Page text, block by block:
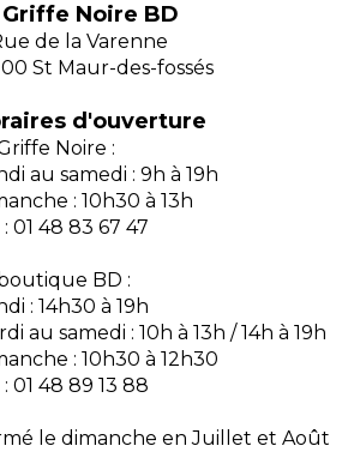
Griffe Noire BD
de la Varenne
St Maur-des-fossés
d'ouverture
Noire :
au samedi : 9h à 19h
: 10h30 à 13h
: 01 48 83 67 47
BD :
: 14h30 à 19h
au samedi : 10h à 13h / 14h à 19h
: 10h30 à 12h30
: 01 48 89 13 88
le dimanche en Juillet et Août